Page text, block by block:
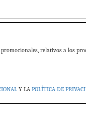
relativos a los
Y LA POLÍTICA DE